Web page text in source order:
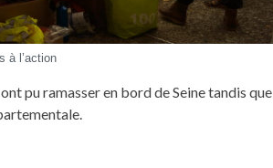
à l’action
pu ramasser en bord de Seine tandis que